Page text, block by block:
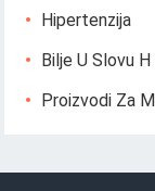
Hipertenzija
Bilje U Slovu H
Proizvodi Za